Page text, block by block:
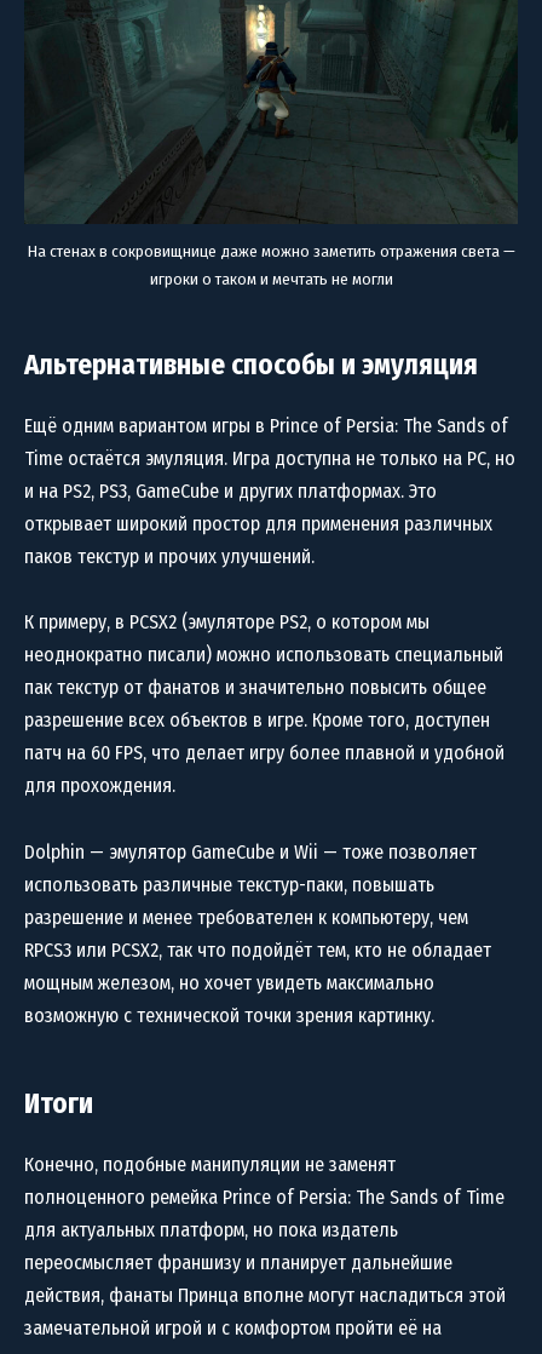
На стенах в сокровищнице даже можно заметить отражения света —
игроки о таком и мечтать не могли
Альтернативные способы и эмуляция
Ещё одним вариантом игры в Prince of Persia: The Sands of
Time остаётся эмуляция. Игра доступна не только на PC, но
и на PS2, PS3, GameCube и других платформах. Это
открывает широкий простор для применения различных
паков текстур и прочих улучшений.
К примеру, в PCSX2 (эмуляторе PS2, о котором мы
неоднократно писали) можно использовать специальный
пак текстур от фанатов и значительно повысить общее
разрешение всех объектов в игре. Кроме того, доступен
патч на 60 FPS, что делает игру более плавной и удобной
для прохождения.
Dolphin — эмулятор GameCube и Wii — тоже позволяет
использовать различные текстур-паки, повышать
разрешение и менее требователен к компьютеру, чем
RPCS3 или PCSX2, так что подойдёт тем, кто не обладает
мощным железом, но хочет увидеть максимально
возможную с технической точки зрения картинку.
Итоги
Конечно, подобные манипуляции не заменят
полноценного ремейка Prince of Persia: The Sands of Time
для актуальных платформ, но пока издатель
переосмысляет франшизу и планирует дальнейшие
действия, фанаты Принца вполне могут насладиться этой
замечательной игрой и с комфортом пройти её на